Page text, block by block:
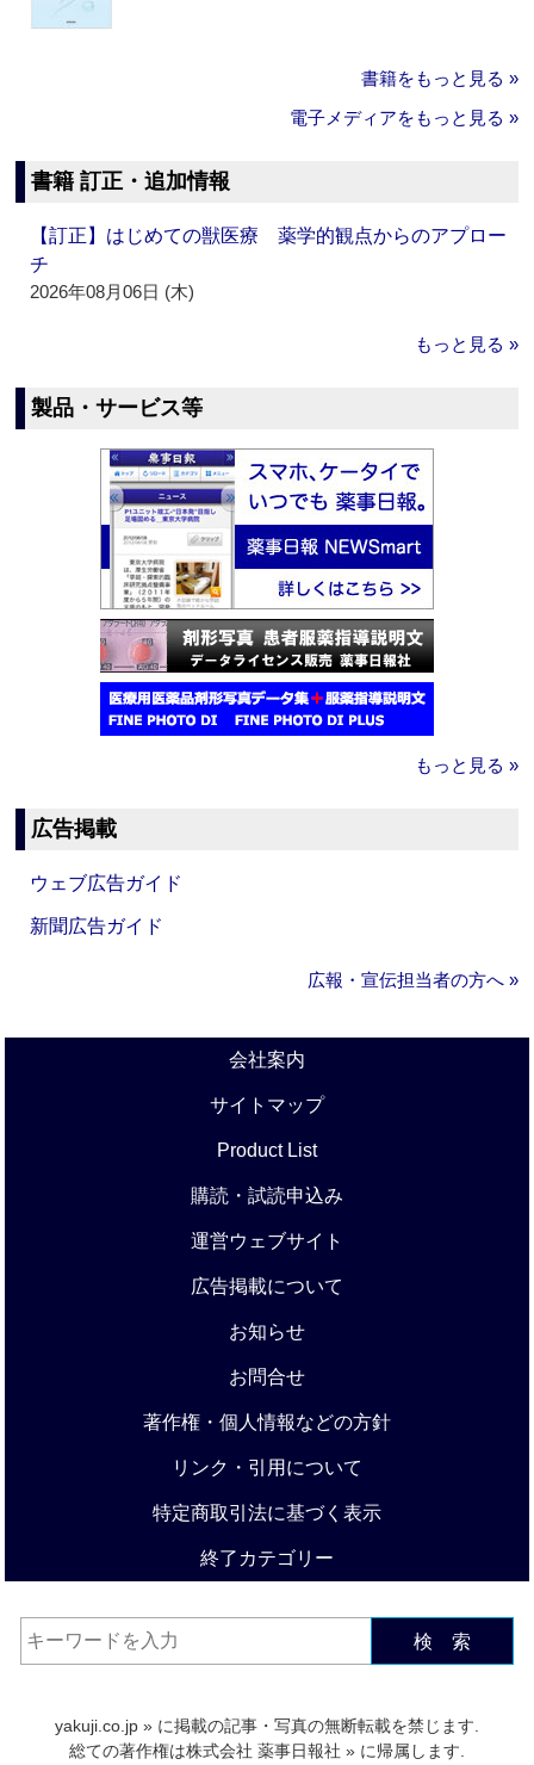
書籍をもっと見る »
電子メディアをもっと見る »
書籍 訂正・追加情報
【訂正】はじめての獣医療 薬学的観点からのアプロー
チ
2026年08月06日 (木)
もっと見る »
製品・サービス等
もっと見る »
広告掲載
ウェブ広告ガイド
新聞広告ガイド
広報・宣伝担当者の方へ »
会社案内
サイトマップ
Product List
購読・試読申込み
運営ウェブサイト
広告掲載について
お知らせ
お問合せ
著作権・個人情報などの方針
リンク・引用について
特定商取引法に基づく表示
終了カテゴリー
検 索
yakuji.co.jp » に掲載の記事・写真の無断転載を禁じます.
総ての著作権は株式会社 薬事日報社 » に帰属します.